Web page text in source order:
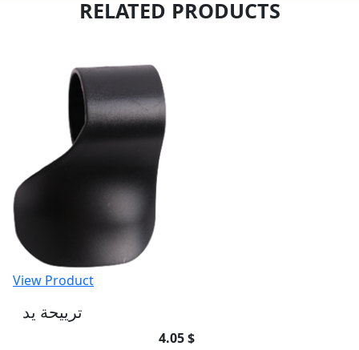
RELATED PRODUCTS
View Product
ترييحة يد
4.05 $